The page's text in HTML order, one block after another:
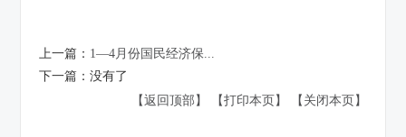
上一篇： 1—4月份国民经济保...
下一篇：没有了
【返回顶部】
【打印本页】 【关闭本页】